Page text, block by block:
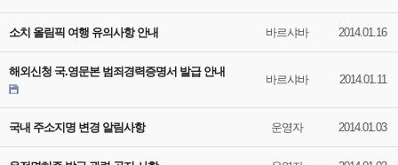
소치 올림픽 여행 유의사항 안내 바르샤바 2014.01.16
해외신청 국.영문본 범죄경력증명서 발급 안내
바르샤바 2014.01.11
국내 주소지명 변경 알림사항 운영자 2014.01.03